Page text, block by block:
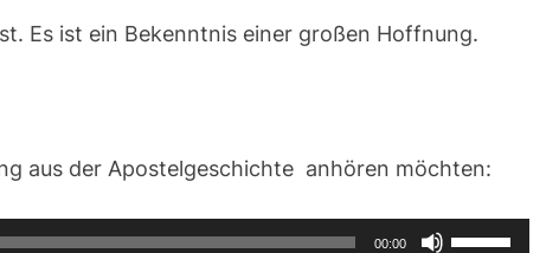
Es ist ein Bekenntnis einer großen Hoffnung.
aus der Apostelgeschichte anhören möchten:
00:00
Pfeiltasten